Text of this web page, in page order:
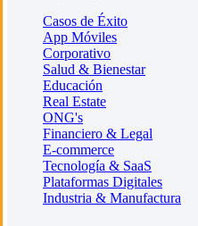
Casos de Éxito
App Móviles
Corporativo
Salud & Bienestar
Educación
Real Estate
ONG's
Financiero & Legal
E-commerce
Tecnología & SaaS
Plataformas Digitales
Industria & Manufactura